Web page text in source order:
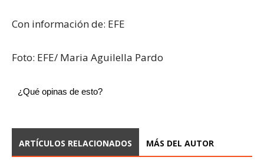
Con información de: EFE
Foto: EFE/ Maria Aguilella Pardo
¿Qué opinas de esto?
ARTÍCULOS RELACIONADOS MÁS DEL AUTOR